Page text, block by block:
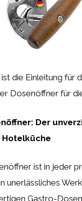
die Einleitung für
Dosenöffner für
Der
ist in jeder
unerlässliches
Gastro-